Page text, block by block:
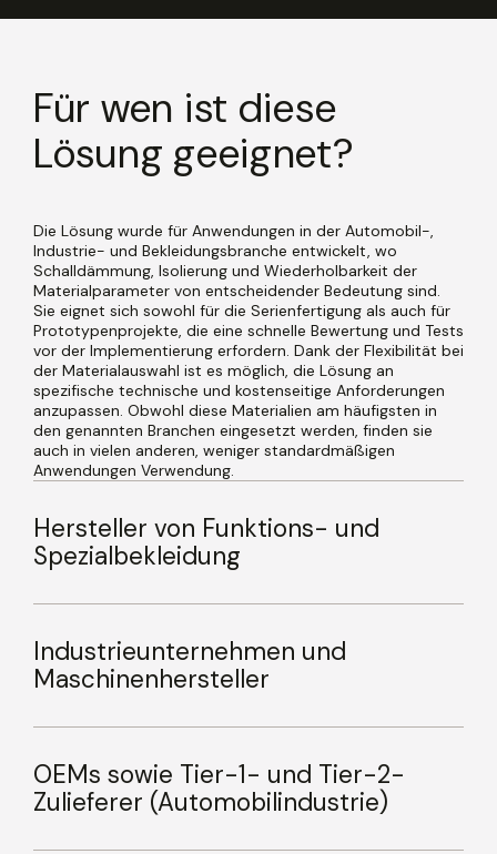
Für wen ist diese
Lösung geeignet?
Die Lösung wurde für Anwendungen in der Automobil-,
Industrie- und Bekleidungsbranche entwickelt, wo
Schalldämmung, Isolierung und Wiederholbarkeit der
Materialparameter von entscheidender Bedeutung sind.
Sie eignet sich sowohl für die Serienfertigung als auch für
Prototypenprojekte, die eine schnelle Bewertung und Tests
vor der Implementierung erfordern. Dank der Flexibilität bei
der Materialauswahl ist es möglich, die Lösung an
spezifische technische und kostenseitige Anforderungen
anzupassen. Obwohl diese Materialien am häufigsten in
den genannten Branchen eingesetzt werden, finden sie
auch in vielen anderen, weniger standardmäßigen
Anwendungen Verwendung.
Hersteller von Funktions- und
Spezialbekleidung
Industrieunternehmen und
Maschinenhersteller
OEMs sowie Tier-1- und Tier-2-
Zulieferer (Automobilindustrie)